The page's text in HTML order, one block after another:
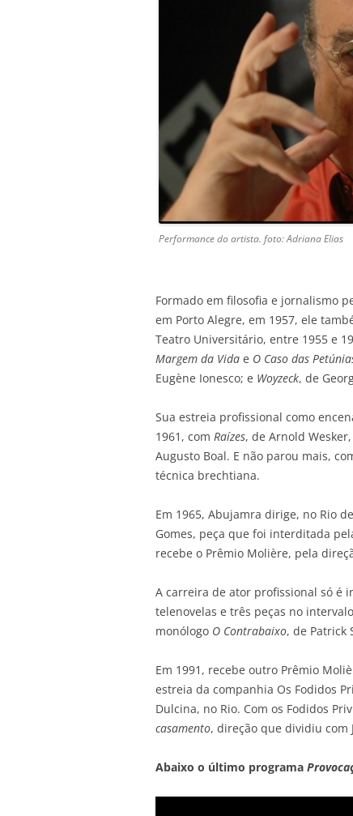
Performance do artista. foto: Adriana Elias
Formado em filosofia e jornalismo
em Porto Alegre, em 1957, ele
Teatro Universitário, entre 1955 e
Margem da Vida e O Caso das
Eugène Ionesco; e Woyzeck, de
Sua estreia profissional como
1961, com Raízes, de Arnold
Augusto Boal. E não parou mais,
técnica brechtiana.
Em 1965, Abujamra dirige, no Rio
Gomes, peça que foi interditada
recebe o Prêmio Molière, pela
A carreira de ator profissional só é
telenovelas e três peças no
monólogo O Contrabaixo, de Patrick
Em 1991, recebe outro Prêmio
estreia da companhia Os Fodidos
Dulcina, no Rio. Com os Fodidos
casamento, direção que dividiu com
Abaixo o último programa